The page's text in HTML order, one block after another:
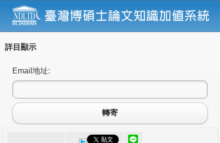
詳目顯示
Email地址:
轉寄